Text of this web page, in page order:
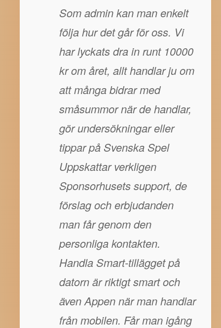
Som admin kan man enkelt
följa hur det går för oss. Vi
har lyckats dra in runt 10000
kr om året, allt handlar ju om
att många bidrar med
småsummor när de handlar,
gör undersökningar eller
tippar på Svenska Spel
Uppskattar verkligen
Sponsorhusets support, de
förslag och erbjudanden
man får genom den
personliga kontakten.
Handla Smart-tillägget på
datorn är riktigt smart och
även Appen när man handlar
från mobilen. Får man igång